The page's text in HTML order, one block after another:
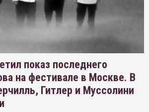
показ последнего
на фестивале в Москве. В
Гитлер и Муссолини